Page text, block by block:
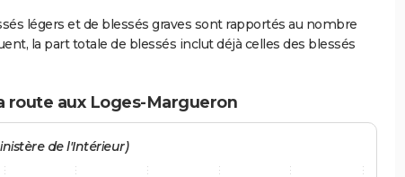
légers et de blessés graves sont rapportés au nombre
la part totale de blessés inclut déjà celles des blessés
route aux Loges-Margueron
de l'Intérieur)